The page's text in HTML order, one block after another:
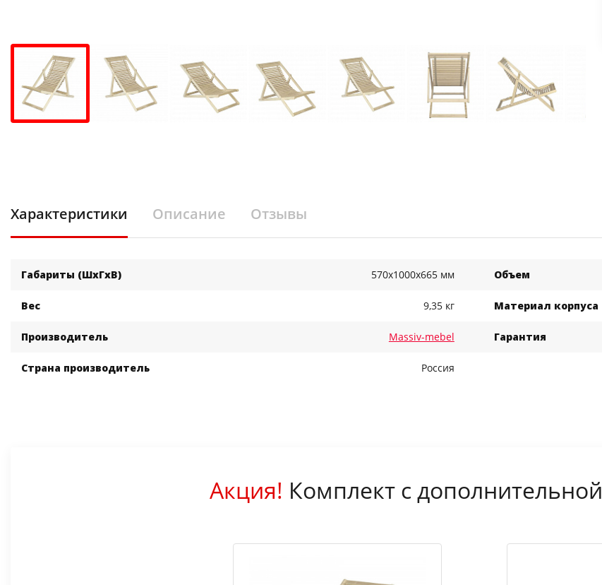
Характеристики Описание Отзывы
Габариты (ШхГхВ) 570x1000x665 мм Объем
Вес 9,35 кг Материал корпуса
Производитель Massiv-mebel Гарантия
Страна производитель Россия
Акция! Комплект с дополнительной